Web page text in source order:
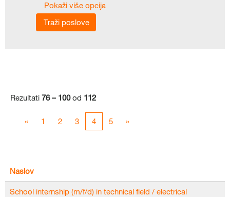
Pokaži više opcija
Rezultati 76 – 100od 112
« 1 2 3 4 5 »
Naslov
School internship (m/f/d) in technical field / electrical